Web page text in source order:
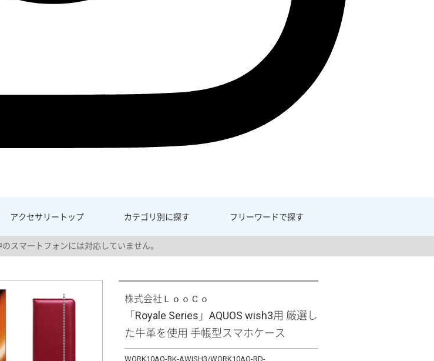
アクセサリー トップ カテゴリ別に探す フリーワードで探す
スマートフォンには対応していません。
株式会社ＬｏｏＣｏ
「Royale Series」AQUOS wish3用 厳選し
た牛革を使用 手帳型スマホケース
WORK10AO-BK-AWISH3/WORK10AO-RD-